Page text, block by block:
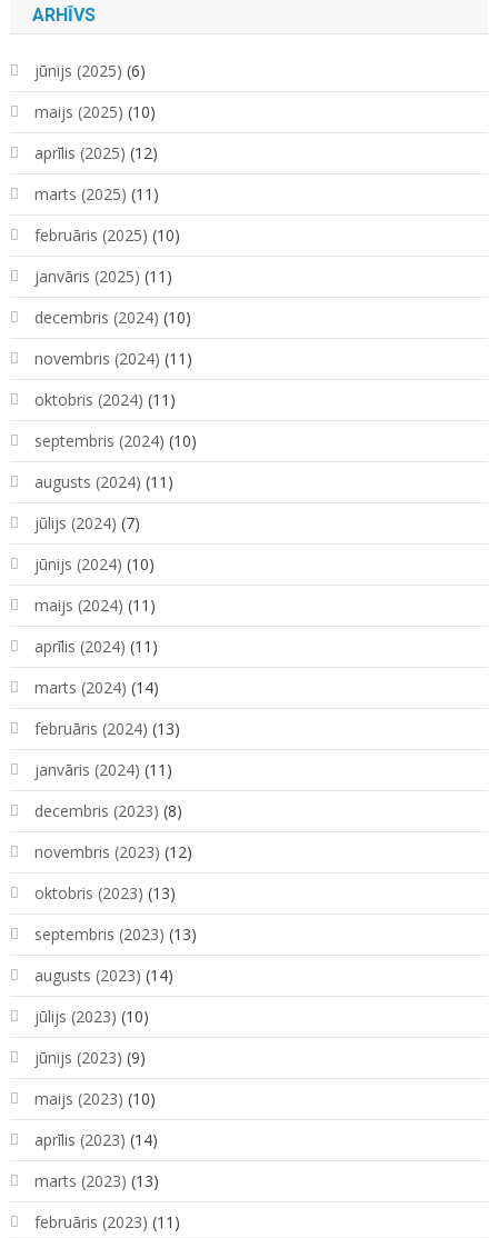
ARHĪVS
jūnijs (2025) (6)
maijs (2025) (10)
aprīlis (2025) (12)
marts (2025) (11)
februāris (2025) (10)
janvāris (2025) (11)
decembris (2024) (10)
novembris (2024) (11)
oktobris (2024) (11)
septembris (2024) (10)
augusts (2024) (11)
jūlijs (2024) (7)
jūnijs (2024) (10)
maijs (2024) (11)
aprīlis (2024) (11)
marts (2024) (14)
februāris (2024) (13)
janvāris (2024) (11)
decembris (2023) (8)
novembris (2023) (12)
oktobris (2023) (13)
septembris (2023) (13)
augusts (2023) (14)
jūlijs (2023) (10)
jūnijs (2023) (9)
maijs (2023) (10)
aprīlis (2023) (14)
marts (2023) (13)
februāris (2023) (11)